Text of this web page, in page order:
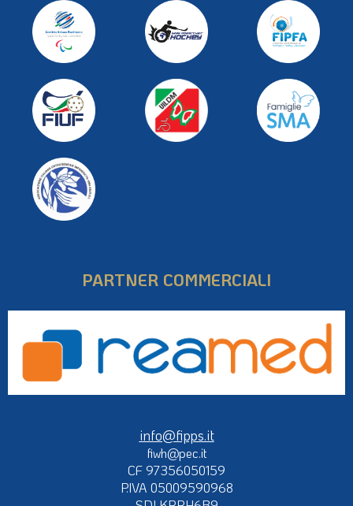
PARTNER COMMERCIALI
info@fipps.it
fiwh@pec.it
CF 97356050159
P.IVA 05009590968